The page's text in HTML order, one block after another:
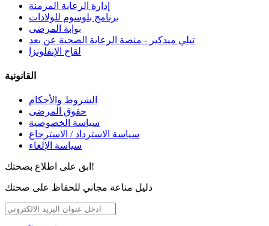
إدارة الرعاية المزمنة
برنامج بلوسوم للولادات
بوابة المرضى
تيلي ميدكير - منصة الرعاية الصحية عن بعد
لقاح الإنفلونزا
القانونية
الشروط والأحكام
حقوق المرضى
سياسة الخصوصية
سياسة الاسترداد / الاسترجاع
سياسة الإلغاء
ابق على اطلاع بصحتك!
دليل مناعة مجاني للحفاظ على صحتك